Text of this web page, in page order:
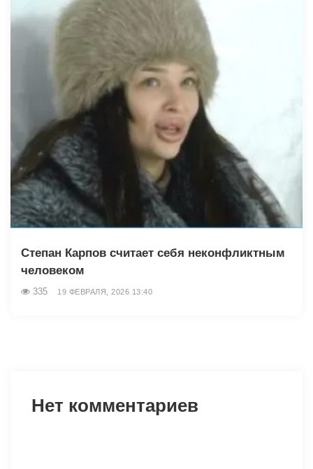
Степан Карпов считает себя неконфликтным
человеком
335 19 ФЕВРАЛЯ, 2026 13:40
Нет комментариев